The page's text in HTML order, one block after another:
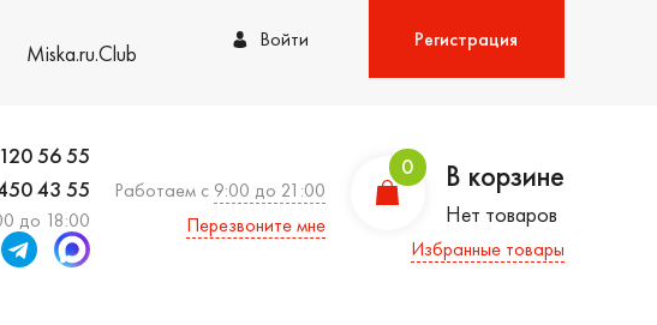
Miska.ru.Club Войти Регистрация
56 55
43 55
до 18:00
Работаем с 9:00 до 21:00
Перезвоните мне
0 В корзине
Нет товаров
Избранные товары